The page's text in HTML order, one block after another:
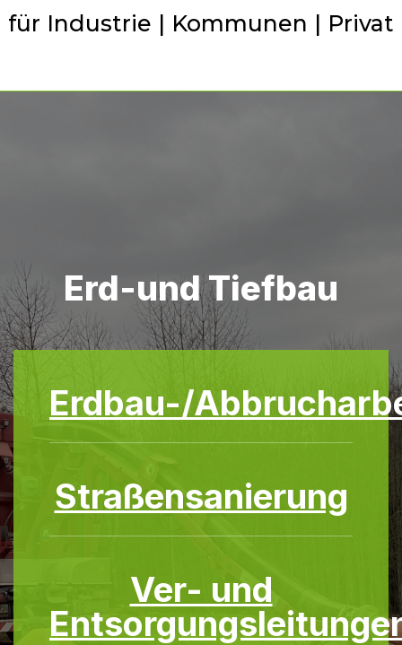
für Industrie | Kommunen | Privat
Erd-und Tiefbau
Erdbau-/
Straßensanierung
Ver- und